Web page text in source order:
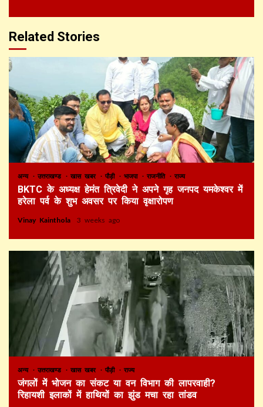
Related Stories
अन्य उत्तराखण्ड खास खबर पौड़ी भाजपा राजनीति राज्य
BKTC के अध्यक्ष हेमंत त्रिवेदी ने अपने गृह जनपद यमकेश्वर में
हरेला पर्व के शुभ अवसर पर किया वृक्षारोपण
Vinay Kainthola 3 weeks ago
अन्य उत्तराखण्ड खास खबर पौड़ी राज्य
जंगलों में भोजन का संकट या वन विभाग की लापरवाही?
रिहायशी इलाकों में हाथियों का झुंड मचा रहा तांडव